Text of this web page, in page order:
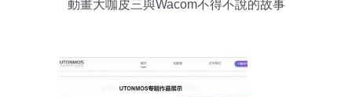
動畫大咖皮三與Wacom不得不說的故事